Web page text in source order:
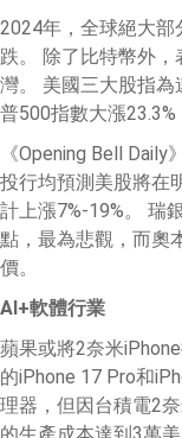
2024年，全球絕大
跌。 除了比特幣外
灣。 美國三大股指為
普500指數大漲23.3%
《Opening Bell
投行均預測美股將在
計上漲7%-19%。 瑞
點，最為悲觀，而奧
價。
AI+軟體行業
蘋果或將2奈米
的iPhone 17 Pro和
理器，但因台積電2